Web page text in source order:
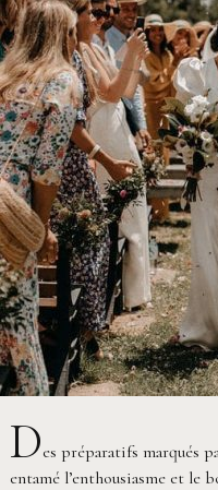
Des préparatifs marqués
entamé l’enthousiasme et le